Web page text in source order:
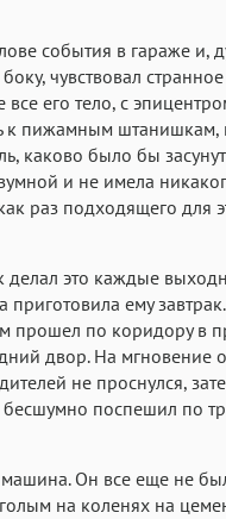
события в гараже и,
чувствовал странное
его тело, с
к пижамным штанишкам,
каково было бы
и не имела
раз подходящего для
делал это каждые
ему
прошел по коридору в
двор. На мгновение
не проснулся,
поспешил по
Он все еще не
на коленях на